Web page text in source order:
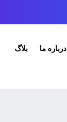
درباره ما بلاگ